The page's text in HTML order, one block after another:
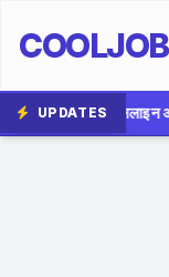
COOLJOB
UPDATES
शुरू, जानिए कौन कर